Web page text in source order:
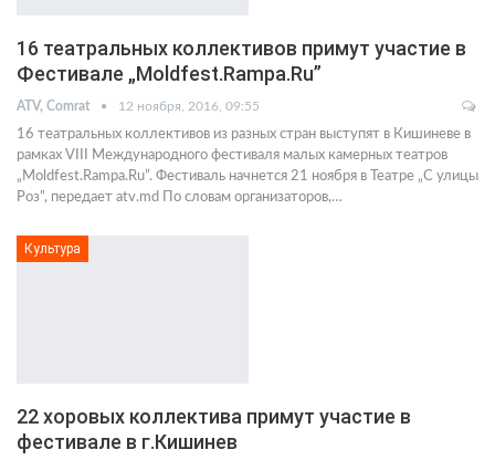
16 театральных коллективов примут участие в
Фестивале „Moldfest.Rampa.Ru”
ATV, Comrat 12 ноября, 2016, 09:55
16 театральных коллективов из разных стран выступят в Кишиневе в
рамках VIII Международного фестиваля малых камерных театров
„Moldfest.Rampa.Ru”. Фестиваль начнется 21 ноября в Театре „С улицы
Роз”, передает atv.md По словам организаторов,…
Культура
22 хоровых коллектива примут участие в
фестивале в г.Кишинев